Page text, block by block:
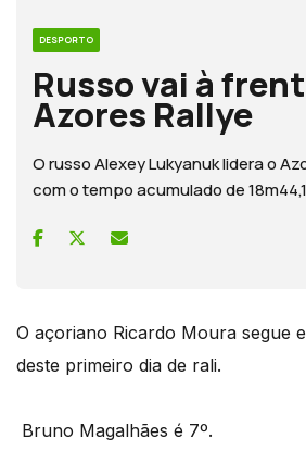
DESPORTO
Russo vai à
Azores Rallye
O russo Alexey Lukyanuk lidera o
com o tempo acumulado de
O açoriano Ricardo Moura segue
deste primeiro dia de rali.
Bruno Magalhães é 7º.